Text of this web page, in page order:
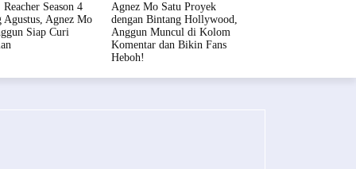
Season 4
Agustus, Agnez Mo
Siap Curi
Agnez Mo Satu Proyek
dengan Bintang Hollywood,
Anggun Muncul di Kolom
Komentar dan Bikin Fans
Heboh!